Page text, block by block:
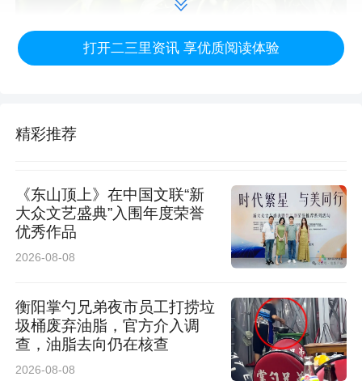
近年来，赵家砭村立足地理优势，抢抓发展机
遇，聚焦温室大棚老化核心短板，对墙体进行修
补加固，增强大棚整体结构的稳定性与安全性，
全面翻新旧的保温棉被，以提升冬季保温性能，
打开二三里资讯 享优质阅读体验
精彩推荐
《东山顶上》在中国文联“新
大众文艺盛典”入围年度荣誉
优秀作品
2026-08-08
衡阳掌勺兄弟夜市员工打捞垃
圾桶废弃油脂，官方介入调
查，油脂去向仍在核查
2026-08-08